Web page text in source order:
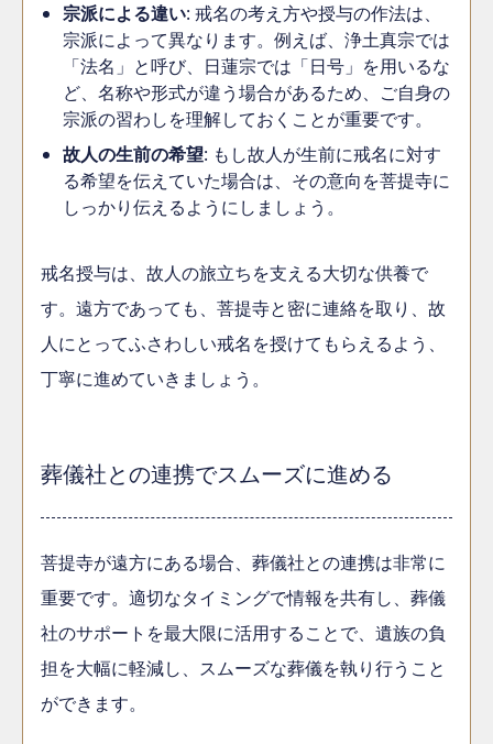
宗派による違い: 戒名の考え方や授与の作法は、
宗派によって異なります。例えば、浄土真宗では
「法名」と呼び、日蓮宗では「日号」を用いるな
ど、名称や形式が違う場合があるため、ご自身の
宗派の習わしを理解しておくことが重要です。
故人の生前の希望: もし故人が生前に戒名に対す
る希望を伝えていた場合は、その意向を菩提寺に
しっかり伝えるようにしましょう。
戒名授与は、故人の旅立ちを支える大切な供養で
す。遠方であっても、菩提寺と密に連絡を取り、故
人にとってふさわしい戒名を授けてもらえるよう、
丁寧に進めていきましょう。
葬儀社との連携でスムーズに進める
菩提寺が遠方にある場合、葬儀社との連携は非常に
重要です。適切なタイミングで情報を共有し、葬儀
社のサポートを最大限に活用することで、遺族の負
担を大幅に軽減し、スムーズな葬儀を執り行うこと
ができます。